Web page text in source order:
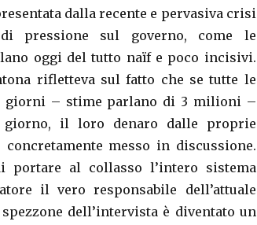
dalla recente e pervasiva crisi
pressione sul governo, come le
oggi del tutto naïf e poco incisivi.
rifletteva sul fatto che se tutte le
giorni – stime parlano di 3 milioni –
giorno, il loro denaro dalle proprie
messo in discussione.
portare al collasso l’intero sistema
il vero responsabile dell’attuale
dell’intervista è diventato un